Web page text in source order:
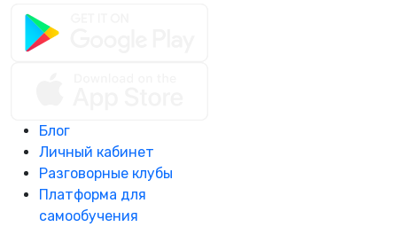
Блог
Личный кабинет
Разговорные клубы
Платформа для
самообучения